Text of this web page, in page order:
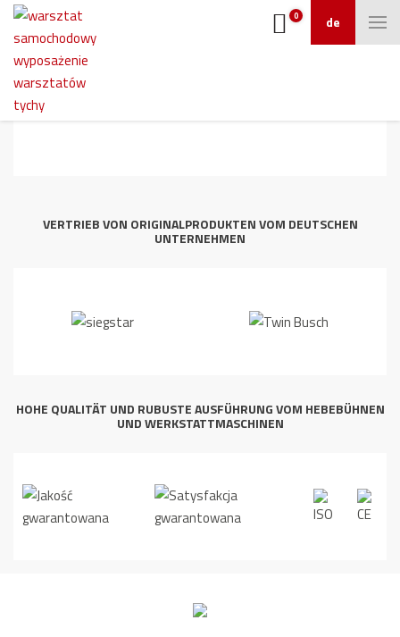
de
0
1
VERTRIEB VON ORIGINALPRODUKTEN VOM DEUTSCHEN
UNTERNEHMEN
HOHE QUALITÄT UND RUBUSTE AUSFÜHRUNG VOM HEBEBÜHNEN
UND WERKSTATTMASCHINEN